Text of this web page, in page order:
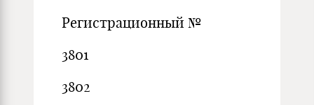
Регистрационный №
3801
3802